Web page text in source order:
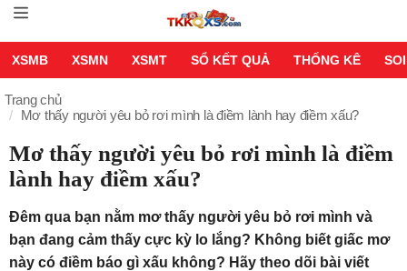
XSMB XSMN XSMT SỔ KẾT QUẢ THỐNG KÊ
Trang chủ
Mơ thấy người yêu bỏ rơi mình là điềm lành hay điềm xấu?
Mơ thấy người yêu bỏ rơi mình là điềm
lành hay điềm xấu?
Đêm qua bạn nằm mơ thấy người yêu bỏ rơi mình và
bạn đang cảm thấy cực kỳ lo lắng? Không biết giấc mơ
này có điềm báo gì xấu không? Hãy theo dõi bài viết